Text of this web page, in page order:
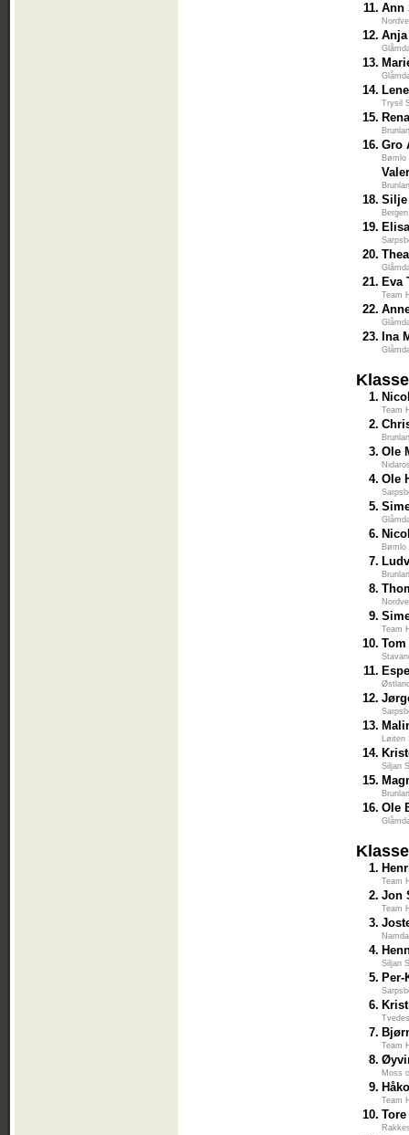
11. Ann
12.
13.
14.
Trysil
15.
16. Gro
Bømlo
18. Silje
19.
20.
21. Eva
Team
22.
23. Ina
1.
Team
2.
3. Ole
4. Ole
5.
6.
Bømlo
7.
8.
9.
Team
10.
11.
12.
13.
Løiten
14.
Siljan
15.
16. Ole
1.
Team
2. Jon
Team
3.
4.
Siljan
5.
6.
7.
Team
8.
Moss
9.
Team
10.